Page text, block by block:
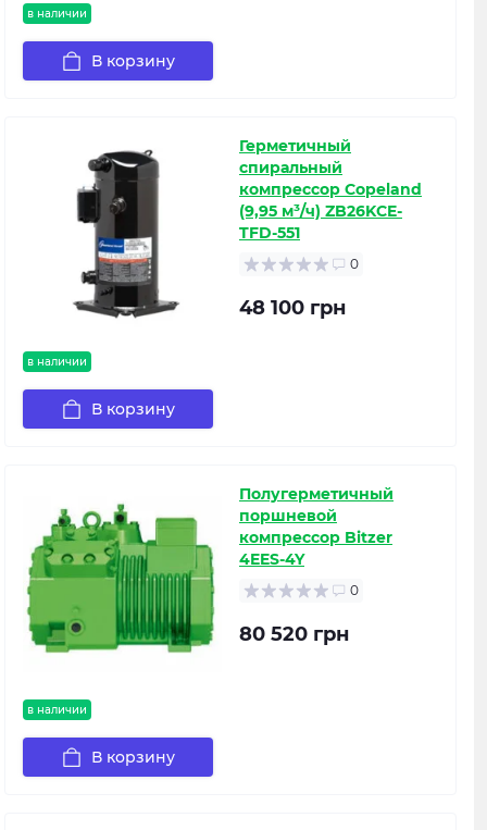
в наличии
В корзину
в наличии
Герметичный
спиральный
компрессор Copeland
(9,95 м³/ч) ZB26KCE-
TFD-551
0
48 100 грн
В корзину
в наличии
Полугерметичный
поршневой
компрессор Bitzer
4EES-4Y
0
80 520 грн
В корзину